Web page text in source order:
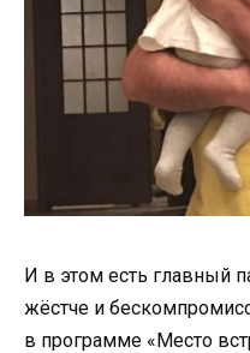
И в этом есть главный
жёстче и
в программе «Место